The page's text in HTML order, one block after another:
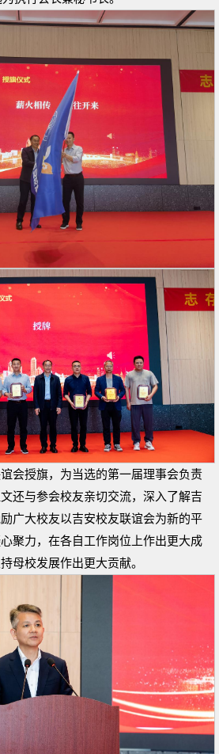
会授旗，为当选的第一届理事会负责
还与参会校友亲切交流，深入了解吉
广大校友以吉安校友联谊会为新的平
聚力，在各自工作岗位上作出更大成
母校发展作出更大贡献。